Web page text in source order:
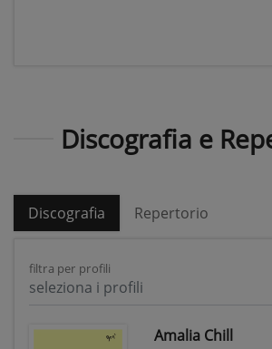
Discografia e
Discografia Repertorio
filtra per profili
seleziona i profili
Amalia Chill